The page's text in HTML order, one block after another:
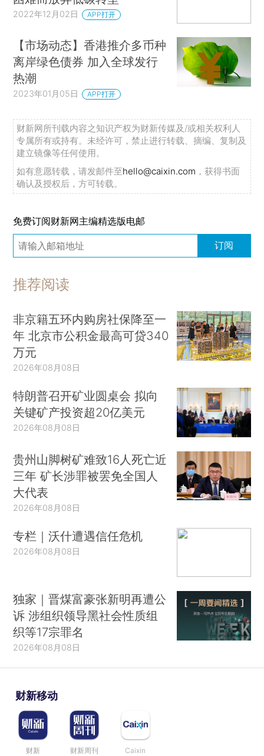
2022年12月02日 APP打开
【市场动态】香港推介多币种
离岸绿色债券 加入全球发行
热潮
2023年01月05日 APP打开
财新网所刊载内容之知识产权为财新传媒及/或相关权利人
专属所有或持有。未经许可，禁止进行转载、摘编、复制及
建立镜像等任何使用。
如有意愿转载，请发邮件至hello@caixin.com ，获得书面
确认及授权后，方可转载。
免费订阅财新网主编精选版电邮
订阅
推荐阅读
非京籍五环内购房社保降至一
年 北京市公积金最高可贷340
万元
2026年08月08日
特朗普召开矿业圆桌会 拟向
关键矿产投资超20亿美元
2026年08月08日
贵州山脚树矿难致16人死亡近
三年 矿长涉罪被罢免全国人
大代表
2026年08月08日
专栏｜沃什遭遇信任危机
2026年08月08日
独家｜晋煤富豪张新明再遭公
诉 涉组织领导黑社会性质组
织等17宗罪名
2026年08月08日
财新移动
财新 财新周刊 Caixin